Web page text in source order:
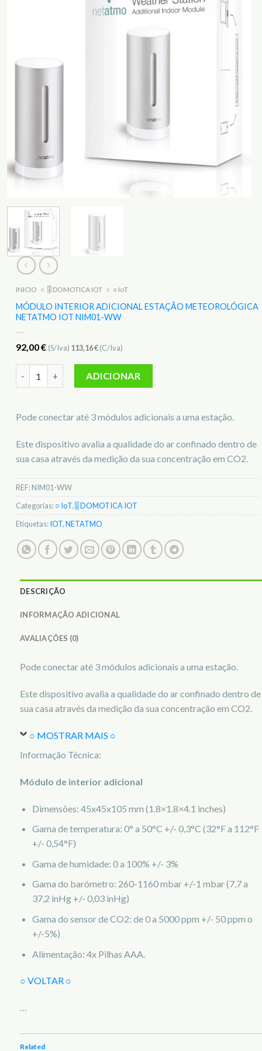
INICIO ○ 🎚️ DOMOTICA IOT ○ ○ IoT
MÓDULO INTERIOR ADICIONAL ESTAÇÃO METEOROLÓGICA
NETATMO IOT NIM01-WW
92,00€ (S/Iva) 113,16€(C/Iva)
ADICIONAR
Pode conectar até 3 módulos adicionais a uma estação.
Este dispositivo avalia a qualidade do ar confinado dentro de
sua casa através da medição da sua concentração em CO2.
REF:NIM01-WW
Categorias:○ IoT, 🎚️ DOMOTICA IOT
Etiquetas:IOT,NETATMO
DESCRIÇÃO
INFORMAÇÃO ADICIONAL
AVALIAÇÕES (0)
Pode conectar até 3 módulos adicionais a uma estação.
Este dispositivo avalia a qualidade do ar confinado dentro de
sua casa através da medição da sua concentração em CO2.
○ MOSTRAR MAIS ○
Informação Técnica:
Módulo de interior adicional
Dimensões: 45x45x105 mm (1.8×1.8×4.1 inches)
Gama de temperatura: 0° a 50°C +/- 0,3°C (32°F a 112°F
+/- 0,54°F)
Gama de humidade: 0 a 100% +/- 3%
Gama do barómetro: 260-1160 mbar +/-1 mbar (7,7 a
37,2 inHg +/- 0,03 inHg)
Gama do sensor de CO2: de 0 a 5000 ppm +/- 50 ppm o
+/-5%)
Alimentação: 4x Pilhas AAA.
○ VOLTAR ○
…
Related